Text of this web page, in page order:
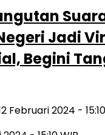
Jadi
Begini
Februari 2024 -